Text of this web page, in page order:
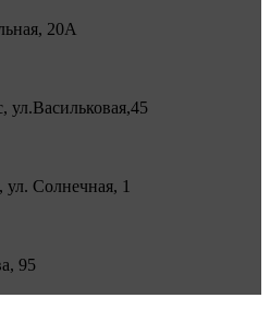
20А
ул.Васильковая,45
Солнечная, 1
95